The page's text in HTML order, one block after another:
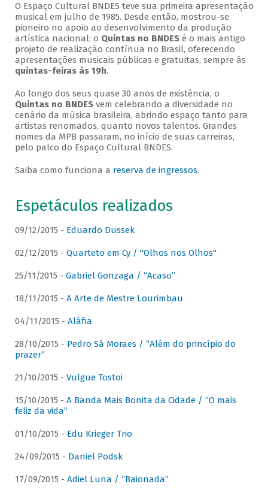
O Espaço Cultural BNDES teve sua primeira apresentação
musical em julho de 1985. Desde então, mostrou-se
pioneiro no apoio ao desenvolvimento da produção
artística nacional: o Quintas no BNDESé o mais antigo
projeto de realização contínua no Brasil, oferecendo
apresentações musicais públicas e gratuitas, sempre às
quintas-feiras às 19h.
Ao longo dos seus quase 30 anos de existência, o
Quintas no BNDESvem celebrando a diversidade no
cenário da música brasileira, abrindo espaço tanto para
artistas renomados, quanto novos talentos. Grandes
nomes da MPB passaram, no início de suas carreiras,
pelo palco do Espaço Cultural BNDES.
Saiba como funciona a reserva de ingressos.
Espetáculos realizados
09/12/2015 - Eduardo Dussek
02/12/2015 - Quarteto em Cy / "Olhos nos Olhos"
25/11/2015 - Gabriel Gonzaga / “Acaso”
18/11/2015 - A Arte de Mestre Lourimbau
04/11/2015 - Aláfia
28/10/2015 - Pedro Sá Moraes / “Além do princípio do
prazer”
21/10/2015 - Vulgue Tostoi
15/10/2015 - A Banda Mais Bonita da Cidade / “O mais
feliz da vida”
01/10/2015 - Edu Krieger Trio
24/09/2015 - Daniel Podsk
17/09/2015 - Adiel Luna / “Baionada”